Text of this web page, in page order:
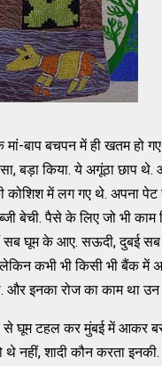
बाप बचपन में ही खतम हो
बड़ा किया. ये अगूंठा छाप
कोशिश में लग गए थे. अपना
बेची. पैसे के लिए जो भी
सब घूम के आए. सऊदी, दुबई
कभी भी किसी भी बैंक में
इनका रोज का काम था उन
से घूम टहल कर मुंबई में आकर
थे नहीं, शादी कौन करता